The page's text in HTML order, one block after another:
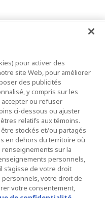
pour activer des
site Web, pour améliorer
des publicités
y compris sur les
ou refuser
ci-dessous ou ajuster
relatifs aux témoins.
stockés et/ou partagés
en dehors du territoire où
sur la
personnels,
s’agisse de votre droit
personnels, votre droit de
votre consentement,